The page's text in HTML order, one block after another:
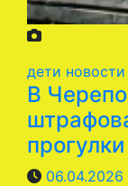
дети
В
06.04.2026